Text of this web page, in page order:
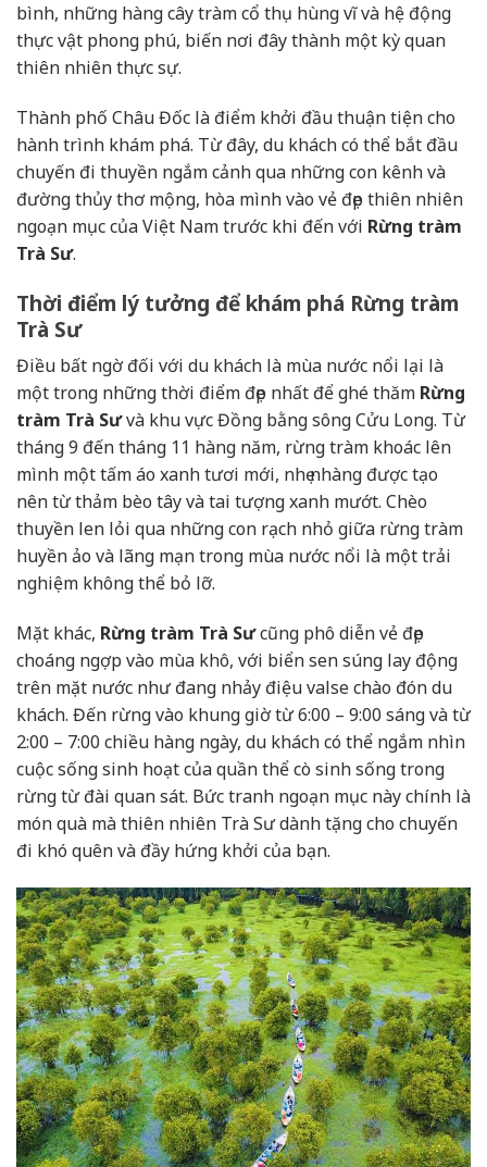
bình, những hàng cây tràm cổ thụ hùng vĩ và hệ động
thực vật phong phú, biến nơi đây thành một kỳ quan
thiên nhiên thực sự.
Thành phố Châu Đốc là điểm khởi đầu thuận tiện cho
hành trình khám phá. Từ đây, du khách có thể bắt đầu
chuyến đi thuyền ngắm cảnh qua những con kênh và
đường thủy thơ mộng, hòa mình vào vẻ đẹp thiên nhiên
ngoạn mục của Việt Nam trước khi đến với Rừng tràm
Trà Sư.
Thời điểm lý tưởng để khám phá Rừng tràm
Trà Sư
Điều bất ngờ đối với du khách là mùa nước nổi lại là
một trong những thời điểm đẹp nhất để ghé thăm Rừng
tràm Trà Sưvà khu vực Đồng bằng sông Cửu Long. Từ
tháng 9 đến tháng 11 hàng năm, rừng tràm khoác lên
mình một tấm áo xanh tươi mới, nhẹ nhàng được tạo
nên từ thảm bèo tây và tai tượng xanh mướt. Chèo
thuyền len lỏi qua những con rạch nhỏ giữa rừng tràm
huyền ảo và lãng mạn trong mùa nước nổi là một trải
nghiệm không thể bỏ lỡ.
Mặt khác, Rừng tràm Trà Sưcũng phô diễn vẻ đẹp
choáng ngợp vào mùa khô, với biển sen súng lay động
trên mặt nước như đang nhảy điệu valse chào đón du
khách. Đến rừng vào khung giờ từ 6:00 – 9:00 sáng và từ
2:00 – 7:00 chiều hàng ngày, du khách có thể ngắm nhìn
cuộc sống sinh hoạt của quần thể cò sinh sống trong
rừng từ đài quan sát. Bức tranh ngoạn mục này chính là
món quà mà thiên nhiên Trà Sư dành tặng cho chuyến
đi khó quên và đầy hứng khởi của bạn.